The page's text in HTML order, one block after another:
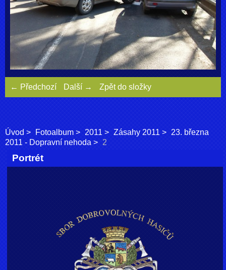
← Předchozí Další → Zpět do složky
Úvod Fotoalbum 2011 Zásahy 2011
23. března
2011 - Dopravní nehoda
2
Portrét